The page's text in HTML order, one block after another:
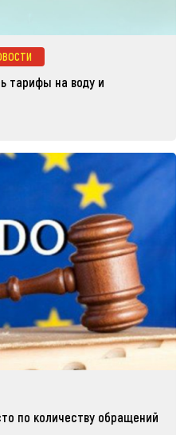
тарифы на воду и
по количеству обращений